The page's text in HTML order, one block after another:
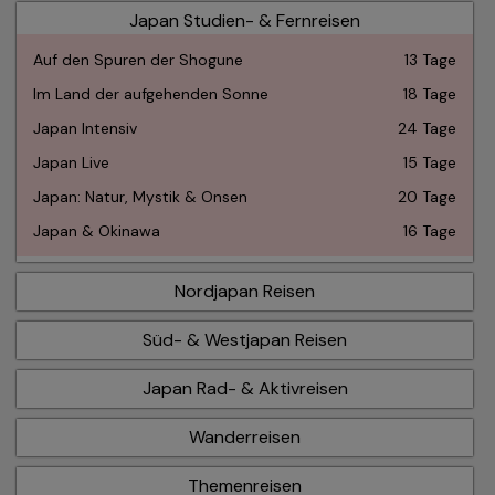
ohne Altersbeschränkung im Reisepreis inklusive. Wir
empfehlen den Abschluss einer
Reiserücktrittskostenversicherung.
Bei Interesse schicken wir Ihnen gerne die Informationen
vor Buchung zu. (Vermittlerkontakt, Schiedsstelle, IPID
Produktinformationsblatt, Versicherungsbedingungen etc.).
Reiserücktrittsversicherungen bis 200 Euro / 500 Euro
Sie können dann frei entscheiden, ob Sie die Reise buchen
Japan Studien- & Fernreisen
Auf den Spuren der Shogune
13 Tage
Im Land der aufgehenden Sonne
18 Tage
Japan Intensiv
24 Tage
Japan Live
15 Tage
Japan: Natur, Mystik & Onsen
20 Tage
Japan & Okinawa
16 Tage
Nordjapan Reisen
Süd- & Westjapan Reisen
Japan Rad- & Aktivreisen
Wanderreisen
Themenreisen